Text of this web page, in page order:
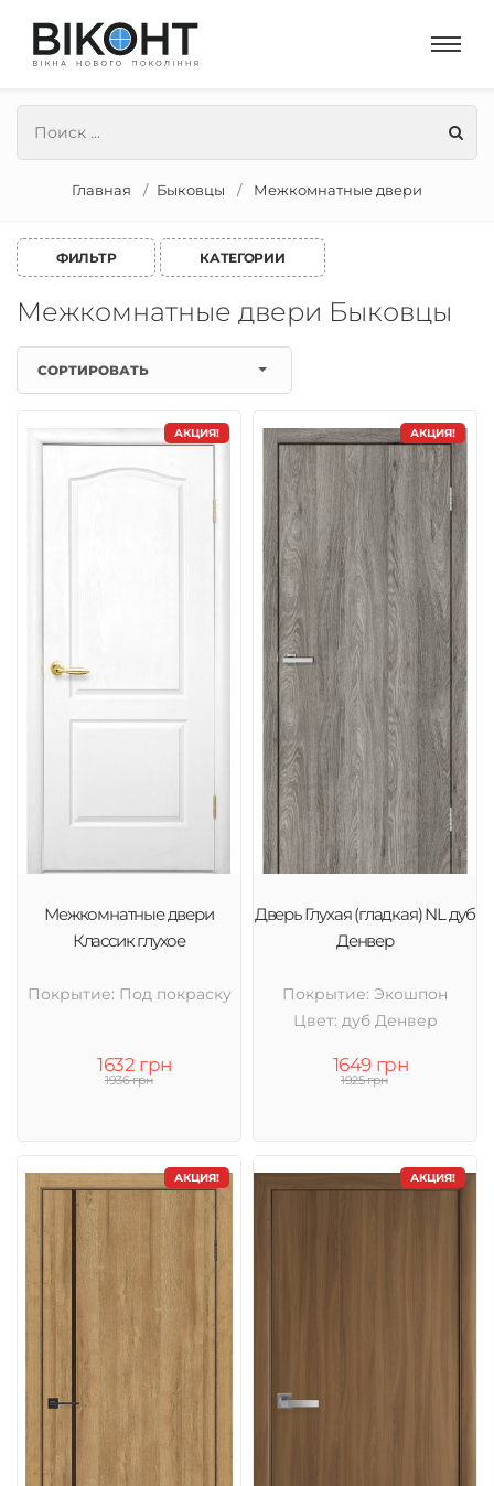
Главная Быковцы Межкомнатные двери
ФИЛЬТР КАТЕГОРИИ
Межкомнатные двери Быковцы
СОРТИРОВАТЬ
АКЦИЯ!
Межкомнатные двери
Классик глухое
Покрытие: Под покраску
1632 грн
1936 грн
АКЦИЯ!
Дверь Глухая (гладкая) NL дуб
Денвер
Покрытие: Экошпон
Цвет: дуб Денвер
1649 грн
1925 грн
АКЦИЯ! АКЦИЯ!